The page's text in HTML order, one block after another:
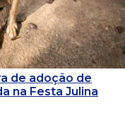
de adoção de
na Festa Julina